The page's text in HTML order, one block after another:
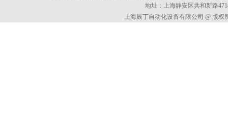
地址：上海静安区共和新路
上海辰丁自动化设备有限公司 @ 版权